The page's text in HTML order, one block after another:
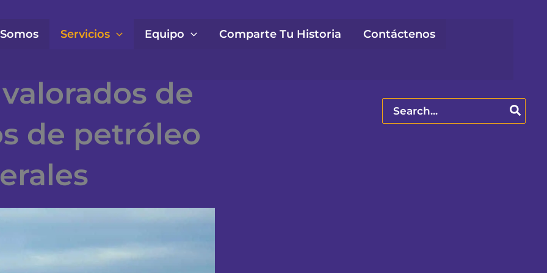
Servicios Equipo Comparte Tu Historia Contáctenos
Search
for:
de
de petróleo